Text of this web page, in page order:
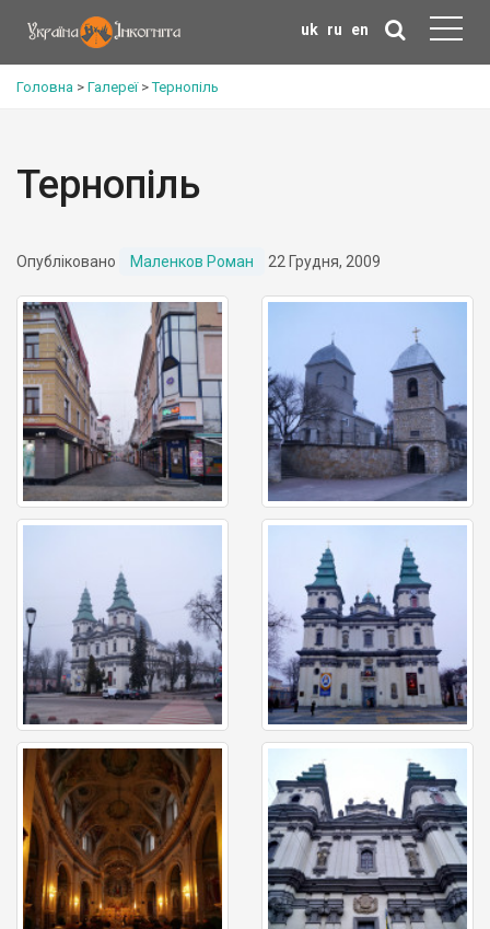
uk ru en
Головна > Галереї>Тернопіль
Тернопіль
Опубліковано Маленков Роман 22 Грудня, 2009